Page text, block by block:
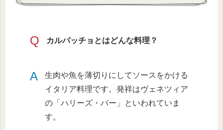
Q カルパッチョとはどんな料理？
A
生肉や魚を薄切りにしてソースをかける
イタリア料理です。発祥はヴェネツィア
の「ハリーズ・バー」といわれていま
す。